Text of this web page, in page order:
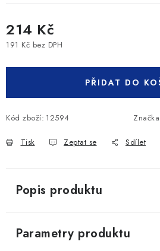
214 Kč
191 Kč bez DPH
PŘIDAT DO
Kód zboží: 12594
Tisk Zeptat se Sdílet
Popis produktu
Parametry produktu